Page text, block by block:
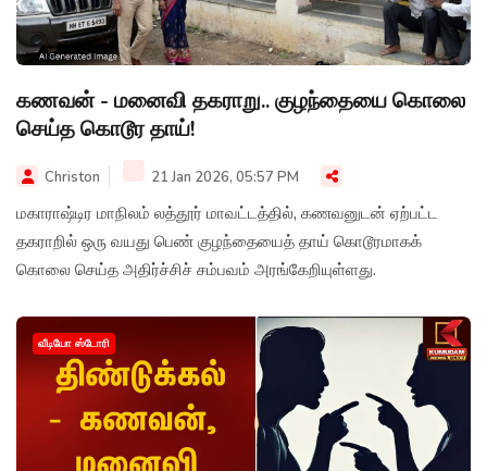
கணவன் - மனைவி தகராறு.. குழந்தையை கொலை
செய்த கொடூர தாய்!
Christon 21 Jan 2026, 05:57 PM
மகாராஷ்டிர மாநிலம் லத்தூர் மாவட்டத்தில், கணவனுடன் ஏற்பட்ட
தகராறில் ஒரு வயது பெண் குழந்தையைத் தாய் கொடூரமாகக்
கொலை செய்த அதிர்ச்சிச் சம்பவம் அரங்கேறியுள்ளது.
வீடியோ ஸ்டோரி